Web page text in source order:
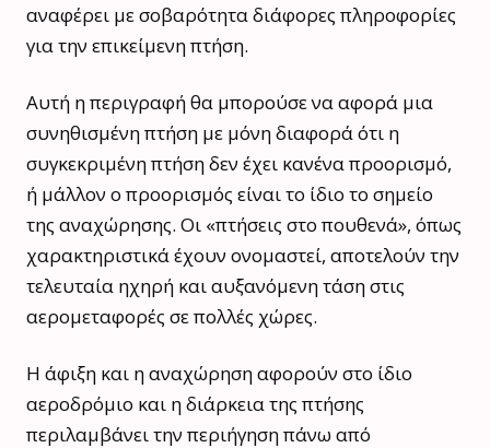
αναφέρει με σοβαρότητα διάφορες πληροφορίες
για την επικείμενη πτήση.
Αυτή η περιγραφή θα μπορούσε να αφορά μια
συνηθισμένη πτήση με μόνη διαφορά ότι η
συγκεκριμένη πτήση δεν έχει κανένα προορισμό,
ή μάλλον ο προορισμός είναι το ίδιο το σημείο
της αναχώρησης. Οι «πτήσεις στο πουθενά», όπως
χαρακτηριστικά έχουν ονομαστεί, αποτελούν την
τελευταία ηχηρή και αυξανόμενη τάση στις
αερομεταφορές σε πολλές χώρες.
Η άφιξη και η αναχώρηση αφορούν στο ίδιο
αεροδρόμιο και η διάρκεια της πτήσης
περιλαμβάνει την περιήγηση πάνω από